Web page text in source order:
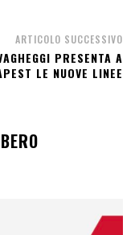
ARTICOLO SUCCESSIVO
PRESENTA A
LE NUOVE LINEE